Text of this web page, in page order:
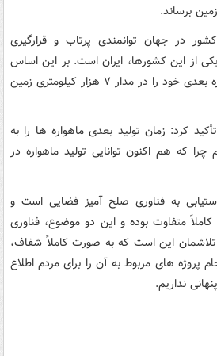
براری ادامه داد: حدود ۱۱ کشور در جهان توانمندی پرتاب و قرارگیری
یکی از این کشورها، ایران است. بر این اساس
برنامه ما این است که ماهواره بعدی خود را در مدار ۷ هزار کیلومتری زمین
کرد: زمان تولید بعدی ماهواره ها را به
که هم اکنون توانایی تولید ماهواره در
به فناوری صلح آمیز فضایی است و
متفاوت بوده و این دو موضوع، فناوری
تلاشمان این است که به صورت کاملاً شفاف،
پروژه های مربوط به آن را برای مردم اطلاع
نداریم.